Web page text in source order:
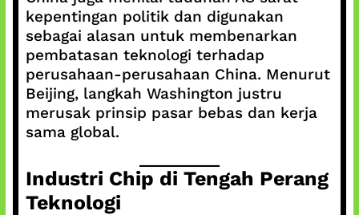
kepentingan politik dan digunakan
sebagai alasan untuk membenarkan
pembatasan teknologi terhadap
perusahaan-perusahaan China. Menurut
Beijing, langkah Washington justru
merusak prinsip pasar bebas dan kerja
sama global.
Industri Chip di Tengah Perang
Teknologi